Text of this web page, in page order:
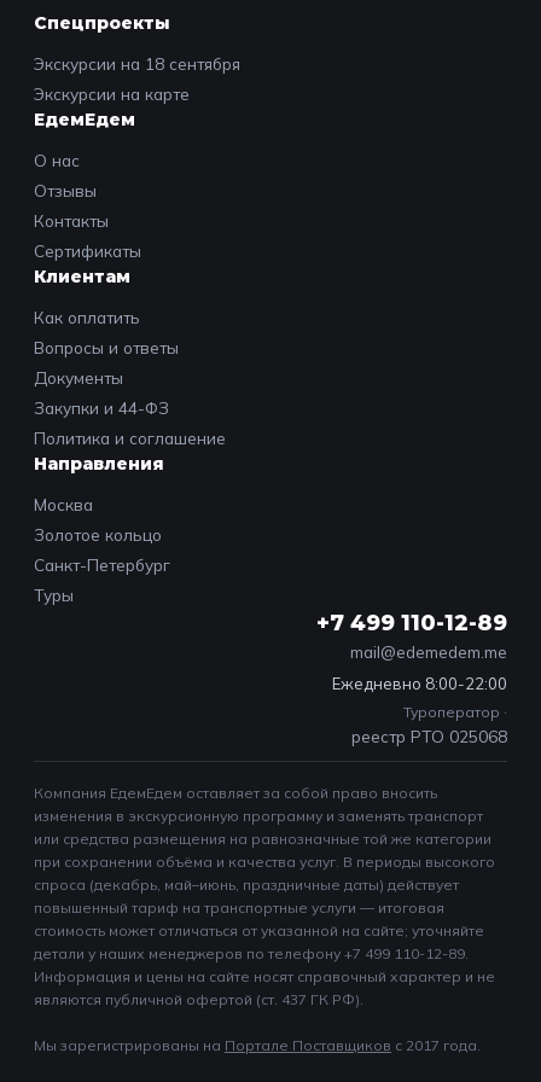
Спецпроекты
Экскурсии на 18 сентября
Экскурсии на карте
ЕдемЕдем
О нас
Отзывы
Контакты
Сертификаты
Клиентам
Как оплатить
Вопросы и ответы
Документы
Закупки и 44-ФЗ
Политика и соглашение
Направления
Москва
Золотое кольцо
Санкт-Петербург
Туры
+7 499 110-12-89
mail@edemedem.me
Ежедневно 8:00-22:00
Туроператор ·
реестр РТО 025068
Компания ЕдемЕдем оставляет за собой право вносить
изменения в экскурсионную программу и заменять транспорт
или средства размещения на равнозначные той же категории
при сохранении объёма и качества услуг. В периоды высокого
спроса (декабрь, май–июнь, праздничные даты) действует
повышенный тариф на транспортные услуги — итоговая
стоимость может отличаться от указанной на сайте; уточняйте
детали у наших менеджеров по телефону +7 499 110-12-89.
Информация и цены на сайте носят справочный характер и не
являются публичной офертой (ст. 437 ГК РФ).
Мы зарегистрированы на Портале Поставщиков c 2017 года.